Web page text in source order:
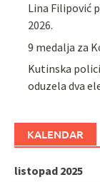
Lina Filipović
2026.
9 medalja za
Kutinska
oduzela dva
KALENDAR
listopad 2025